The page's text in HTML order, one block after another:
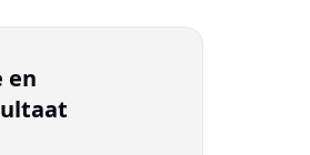
en